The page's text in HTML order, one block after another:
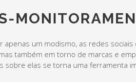
apenas um modismo, as redes
também em torno de marcas e
sobre elas se torna uma ferramenta